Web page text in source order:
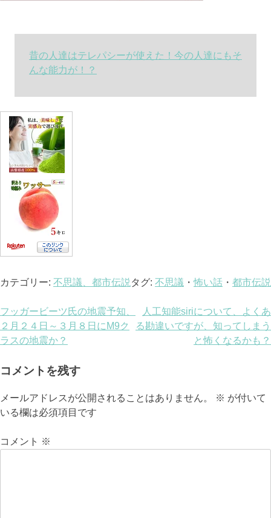
昔の人達はテレパシーが使えた！今の人達にもそ
んな能力が！？
カテゴリー: 不思議、都市伝説 タグ: 不思議 ・怖い話 ・ 都市伝説
投
稿
ビ
ゲ
シ
フッガービーツ氏の地震予知、
２月２４日～３月８日にM9ク
ラスの地震か？
人工知能siriについて、よくあ
る勘違いですが、知ってしまう
と怖くなるかも？
コメントを残す
メールアドレスが公開されることはありません。 ※ が付いて
いる欄は必須項目です
コメント ※